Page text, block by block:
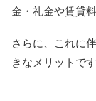
金・礼金や賃貸
さらに、これに
きなメリットです